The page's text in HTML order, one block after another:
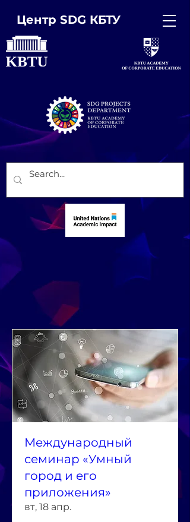
Центр SDG КБТУ
Международный
семинар «Умный
город и его
приложения»
вт, 18 апр.